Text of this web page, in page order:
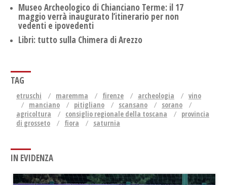
Museo Archeologico di Chianciano Terme: il 17
maggio verrà inaugurato l’itinerario per non
vedenti e ipovedenti
Libri: tutto sulla Chimera di Arezzo
TAG
etruschi maremma firenze archeologia
vino
manciano
pitigliano scansano
sorano
agricoltura
consiglio regionale della toscana
provincia
di grosseto
fiora saturnia
IN EVIDENZA